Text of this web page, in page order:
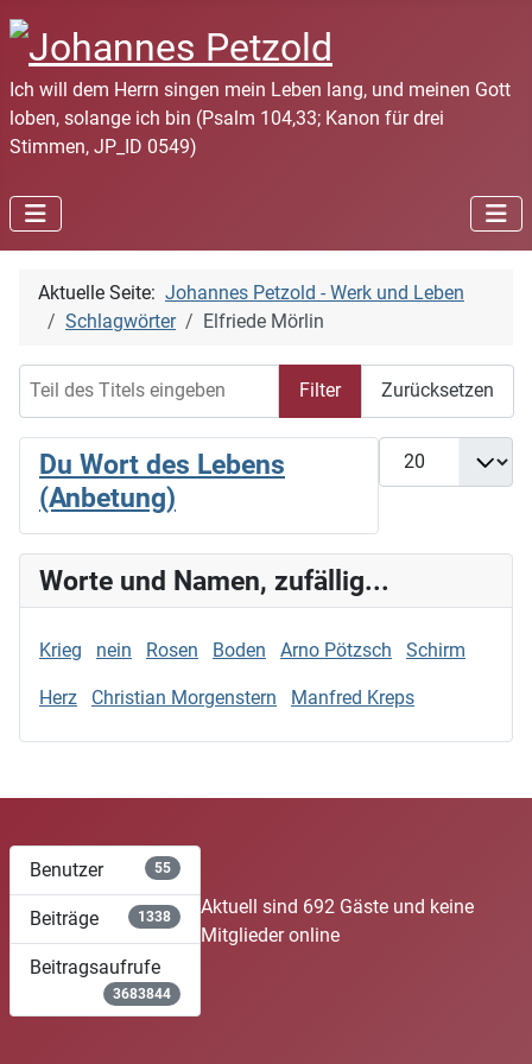
Ich will dem Herrn singen mein Leben lang, und meinen Gott
loben, solange ich bin (Psalm 104,33; Kanon für drei
Stimmen, JP_ID 0549)
Aktuelle Seite: Johannes Petzold - Werk und Leben
Schlagwörter
Elfriede Mörlin
Filter Zurücksetzen
Anzeige #
Du Wort des Lebens
(Anbetung)
Worte und Namen, zufällig...
Krieg nein Rosen Boden Arno Pötzsch Schirm
Herz Christian Morgenstern Manfred Kreps
Benutzer 55
Beiträge 1338
Beitragsaufrufe
3683844
Aktuell sind 692 Gäste und keine
Mitglieder online